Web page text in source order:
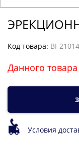
Код товара: BI-
Данного
Условия